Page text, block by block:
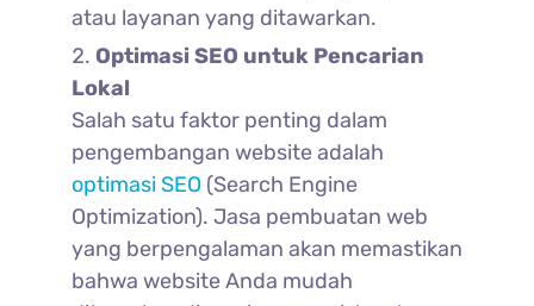
atau layanan yang ditawarkan.
Optimasi SEO untuk Pencarian
Lokal
Salah satu faktor penting dalam
pengembangan website adalah
optimasi SEO(Search Engine
Optimization). Jasa pembuatan web
yang berpengalaman akan memastikan
bahwa website Anda mudah